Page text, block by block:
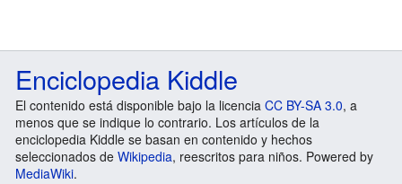
Enciclopedia Kiddle
El contenido está disponible bajo la licencia CC BY-SA 3.0, a
menos que se indique lo contrario. Los artículos de la
enciclopedia Kiddle se basan en contenido y hechos
seleccionados de Wikipedia, reescritos para niños. Powered by
MediaWiki.